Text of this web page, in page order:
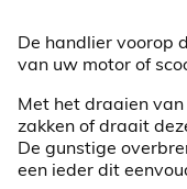
De handlier voorop
van uw motor of
Met het draaien
zakken of draait
De gunstige
een ieder dit